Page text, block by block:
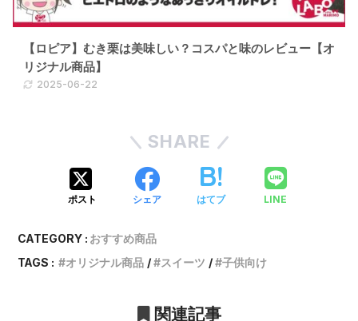
【ロピア】むき栗は美味しい？コスパと味のレビュー【オ
リジナル商品】
2025-06-22
SHARE
ポスト シェア はてブ LINE
CATEGORY : おすすめ商品
TAGS :
オリジナル商品 スイーツ 子供向け
関連記事